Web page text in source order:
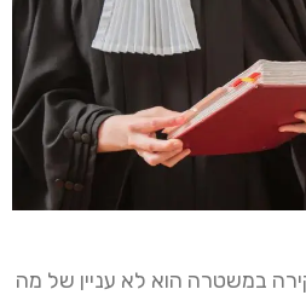
במשטרה הוא לא עניין של מה